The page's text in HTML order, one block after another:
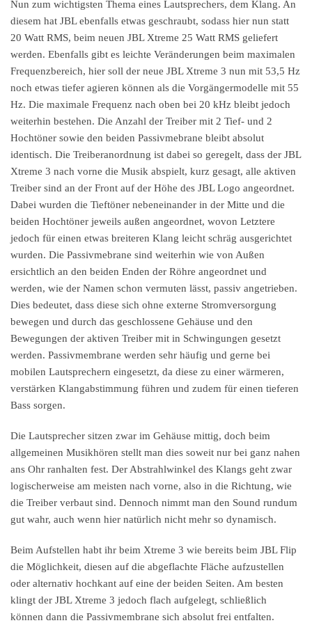
Nun zum wichtigsten Thema eines Lautsprechers, dem Klang. An
diesem hat JBL ebenfalls etwas geschraubt, sodass hier nun statt
20 Watt RMS, beim neuen JBL Xtreme 25 Watt RMS geliefert
werden. Ebenfalls gibt es leichte Veränderungen beim maximalen
Frequenzbereich, hier soll der neue JBL Xtreme 3 nun mit 53,5 Hz
noch etwas tiefer agieren können als die Vorgängermodelle mit 55
Hz. Die maximale Frequenz nach oben bei 20 kHz bleibt jedoch
weiterhin bestehen. Die Anzahl der Treiber mit 2 Tief- und 2
Hochtöner sowie den beiden Passivmebrane bleibt absolut
identisch. Die Treiberanordnung ist dabei so geregelt, dass der JBL
Xtreme 3 nach vorne die Musik abspielt, kurz gesagt, alle aktiven
Treiber sind an der Front auf der Höhe des JBL Logo angeordnet.
Dabei wurden die Tieftöner nebeneinander in der Mitte und die
beiden Hochtöner jeweils außen angeordnet, wovon Letztere
jedoch für einen etwas breiteren Klang leicht schräg ausgerichtet
wurden. Die Passivmebrane sind weiterhin wie von Außen
ersichtlich an den beiden Enden der Röhre angeordnet und
werden, wie der Namen schon vermuten lässt, passiv angetrieben.
Dies bedeutet, dass diese sich ohne externe Stromversorgung
bewegen und durch das geschlossene Gehäuse und den
Bewegungen der aktiven Treiber mit in Schwingungen gesetzt
werden. Passivmembrane werden sehr häufig und gerne bei
mobilen Lautsprechern eingesetzt, da diese zu einer wärmeren,
verstärken Klangabstimmung führen und zudem für einen tieferen
Bass sorgen.
Die Lautsprecher sitzen zwar im Gehäuse mittig, doch beim
allgemeinen Musikhören stellt man dies soweit nur bei ganz nahen
ans Ohr ranhalten fest. Der Abstrahlwinkel des Klangs geht zwar
logischerweise am meisten nach vorne, also in die Richtung, wie
die Treiber verbaut sind. Dennoch nimmt man den Sound rundum
gut wahr, auch wenn hier natürlich nicht mehr so dynamisch.
Beim Aufstellen habt ihr beim Xtreme 3 wie bereits beim JBL Flip
die Möglichkeit, diesen auf die abgeflachte Fläche aufzustellen
oder alternativ hochkant auf eine der beiden Seiten. Am besten
klingt der JBL Xtreme 3 jedoch flach aufgelegt, schließlich
können dann die Passivmembrane sich absolut frei entfalten.